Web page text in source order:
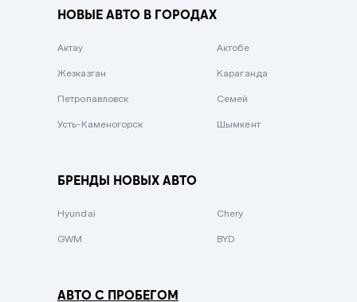
Вишневый
Зеленый металлик
НОВЫЕ АВТО В ГОРОДАХ
Актау Актобе
Жезказган Караганда
Петропавловск Семей
Усть-Каменогорск Шымкент
БРЕНДЫ НОВЫХ АВТО
Hyundai Chery
GWM BYD
АВТО С ПРОБЕГОМ